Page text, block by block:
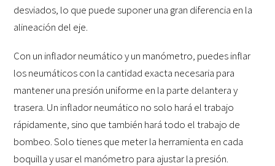
desviados, lo que puede suponer una gran diferencia en la
alineación del eje.
Con un inflador neumático y un manómetro, puedes inflar
los neumáticos con la cantidad exacta necesaria para
mantener una presión uniforme en la parte delantera y
trasera. Un inflador neumático no solo hará el trabajo
rápidamente, sino que también hará todo el trabajo de
bombeo. Solo tienes que meter la herramienta en cada
boquilla y usar el manómetro para ajustar la presión.